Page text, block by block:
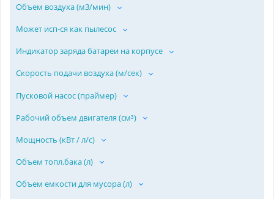
Объем воздуха (м3/мин)
Может исп-ся как пылесос
Индикатор заряда батареи на корпусе
Скорость подачи воздуха (м/сек)
Пусковой насос (праймер)
Рабочий объем двигателя (см³)
Мощность (кВт / л/с)
Объем топл.бака (л)
Объем емкости для мусора (л)